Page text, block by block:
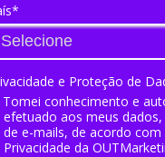
e Proteção de
Tomei conhecimento e
efetuado aos meus
de e-mails, de acordo com
Privacidade da